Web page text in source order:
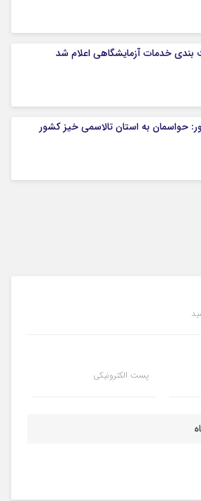
بندی خدمات آزمایشگاهی اعلام شد
حواسمان به استان تالاسمی خیز کشور
پست الکترونیکی